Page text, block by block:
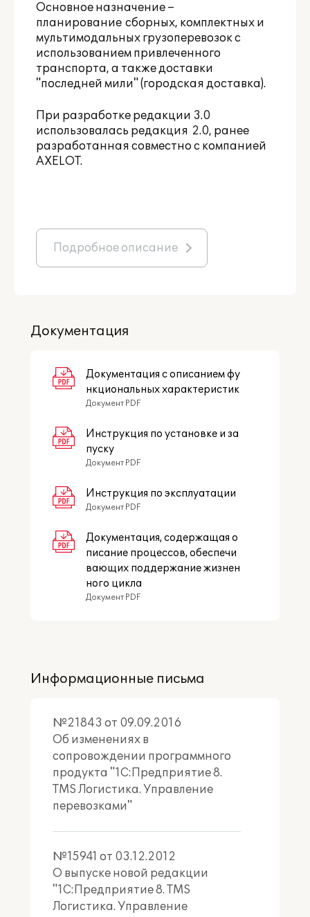
Основное назначение –
планирование сборных, комплектных и
мультимодальных грузоперевозок с
использованием привлеченного
транспорта, а также доставки
"последней мили" (городская доставка).
При разработке редакции 3.0
использовалась редакция 2.0, ранее
разработанная совместно с компанией
AXELOT.
Подробное описание
Документация
Документация с описанием фу
нкциональных характеристик
Документ PDF
Инструкция по установке и за
пуску
Документ PDF
Инструкция по эксплуатации
Документ PDF
Документация, содержащая о
писание процессов, обеспечи
вающих поддержание жизнен
ного цикла
Документ PDF
Информационные письма
№21843 от 09.09.2016
Об изменениях в
сопровождении программного
продукта "1С:Предприятие 8.
TMS Логистика. Управление
перевозками"
№15941 от 03.12.2012
О выпуске новой редакции
"1С:Предприятие 8. TMS
Логистика. Управление